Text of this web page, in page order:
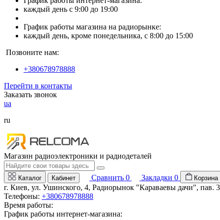
каждый день с 9:00 до 19:00
График работы магазина на радиорынке:
каждый день, кроме понедельника, с 8:00 до 15:00
Позвоните нам:
+380678978888
Перейти в контакты
Заказать звонок
ua
ru
Магазин радиоэлектроники и радиодеталей
Каталог Кабинет Сравнить 0 Закладки 0 Корзина
г. Киев, ул. Ушинского, 4, Радиорынок "Караваевы дачи", пав.
Телефоны: +380678978888
Время работы:
График работы интернет-магазина: